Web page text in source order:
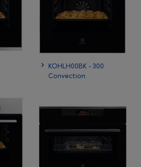
KOHLH00BK - 300
Convection